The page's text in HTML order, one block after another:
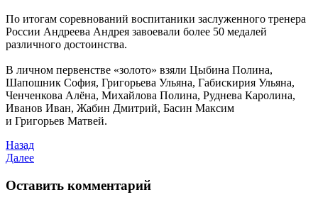
По итогам соревнований воспитаники заслуженного тренера
России Андреева Андрея завоевали более 50 медалей
различного достоинства.
В личном первенстве «золото» взяли Цыбина Полина,
Шапошник София, Григорьева Ульяна, Габискирия Ульяна,
Ченченкова Алёна, Михайлова Полина, Руднева Каролина,
Иванов Иван, Жабин Дмитрий, Басин Максим
и Григорьев Матвей.
Назад
Далее
Оставить комментарий